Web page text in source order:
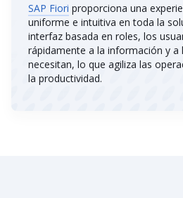
SAP Fiori proporciona una
uniforme e intuitiva en toda la
interfaz basada en roles, los
rápidamente a la información y a
necesitan, lo que agiliza las
la productividad.